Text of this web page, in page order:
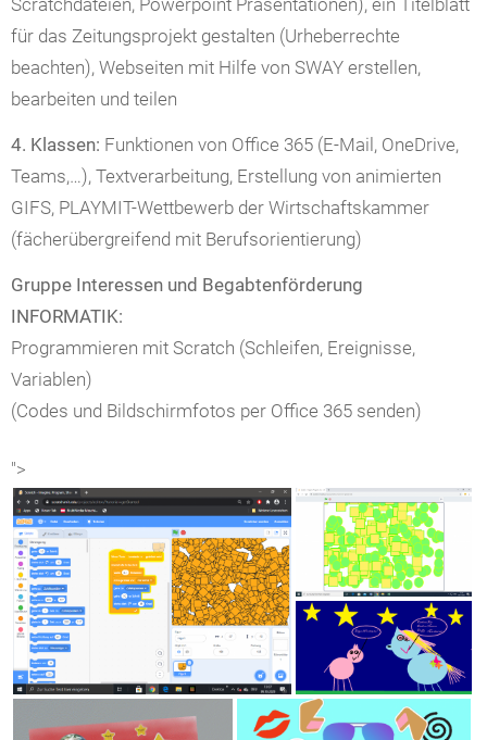
Scratchdateien, Powerpoint Präsentationen), ein Titelblatt
für das Zeitungsprojekt gestalten (Urheberrechte
beachten), Webseiten mit Hilfe von SWAY erstellen,
bearbeiten und teilen
4. Klassen: Funktionen von Office 365 (E-Mail, OneDrive,
Teams,…), Textverarbeitung, Erstellung von animierten
GIFS, PLAYMIT-Wettbewerb der Wirtschaftskammer
(fächerübergreifend mit Berufsorientierung)
Gruppe Interessen und Begabtenförderung
INFORMATIK:
Programmieren mit Scratch (Schleifen, Ereignisse,
Variablen)
(Codes und Bildschirmfotos per Office 365 senden)
">